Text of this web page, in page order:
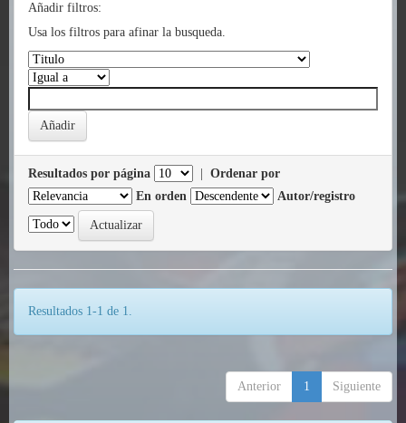
Añadir filtros:
Usa los filtros para afinar la busqueda.
Resultados por página
Ordenar por
En orden
Autor/registro
Resultados 1-1 de 1.
Anterior 1 Siguiente